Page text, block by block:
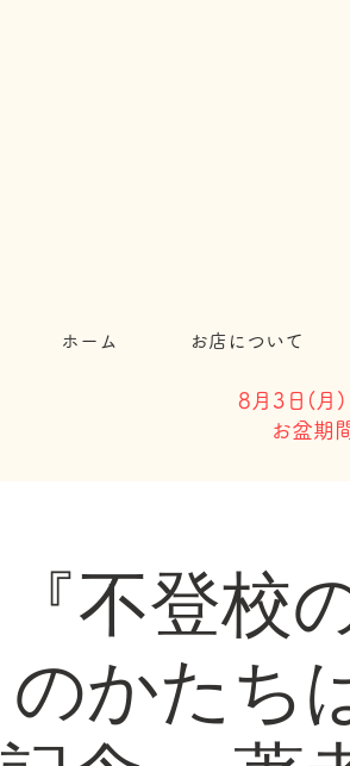
ホーム お店について
8月3日( 月
お盆期
『不登
のかたち